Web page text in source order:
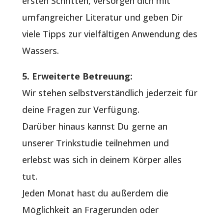
umfangreicher Literatur und geben Dir
viele Tipps zur vielfältigen Anwendung des
Wassers.
5. Erweiterte Betreuung:
Wir stehen selbstverständlich jederzeit für
deine Fragen zur Verfügung.
Darüber hinaus kannst Du gerne an
unserer Trinkstudie teilnehmen und
erlebst was sich in deinem Körper alles
tut.
Jeden Monat hast du außerdem die
Möglichkeit an Fragerunden oder